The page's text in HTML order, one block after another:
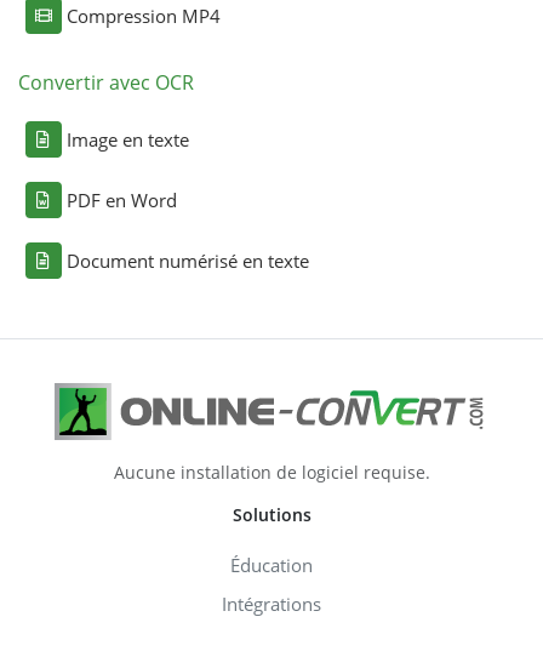
Compression MP4
Convertir avec OCR
Image en texte
PDF en Word
Document numérisé en texte
Aucune installation de logiciel requise.
Solutions
Éducation
Intégrations